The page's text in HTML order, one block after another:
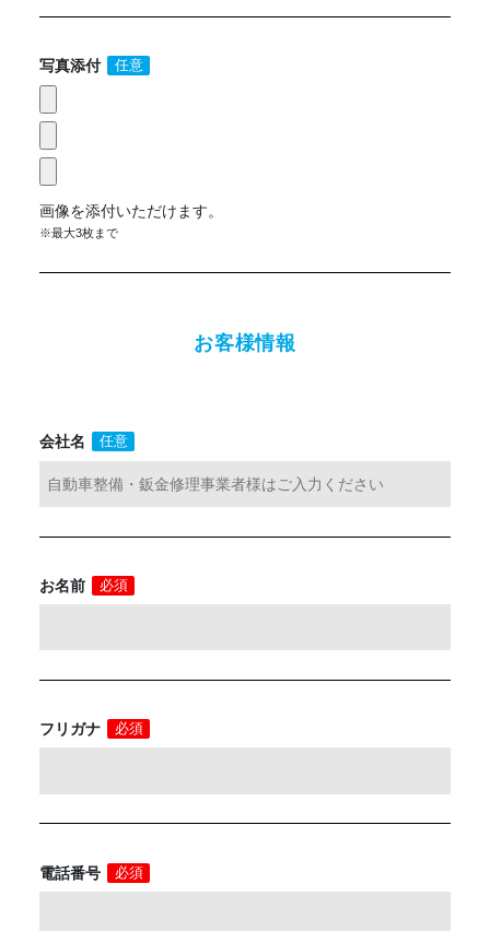
写真添付 任意
画像を添付いただけます。
※最大3枚まで
お客様情報
会社名 任意
お名前 必須
フリガナ 必須
電話番号 必須